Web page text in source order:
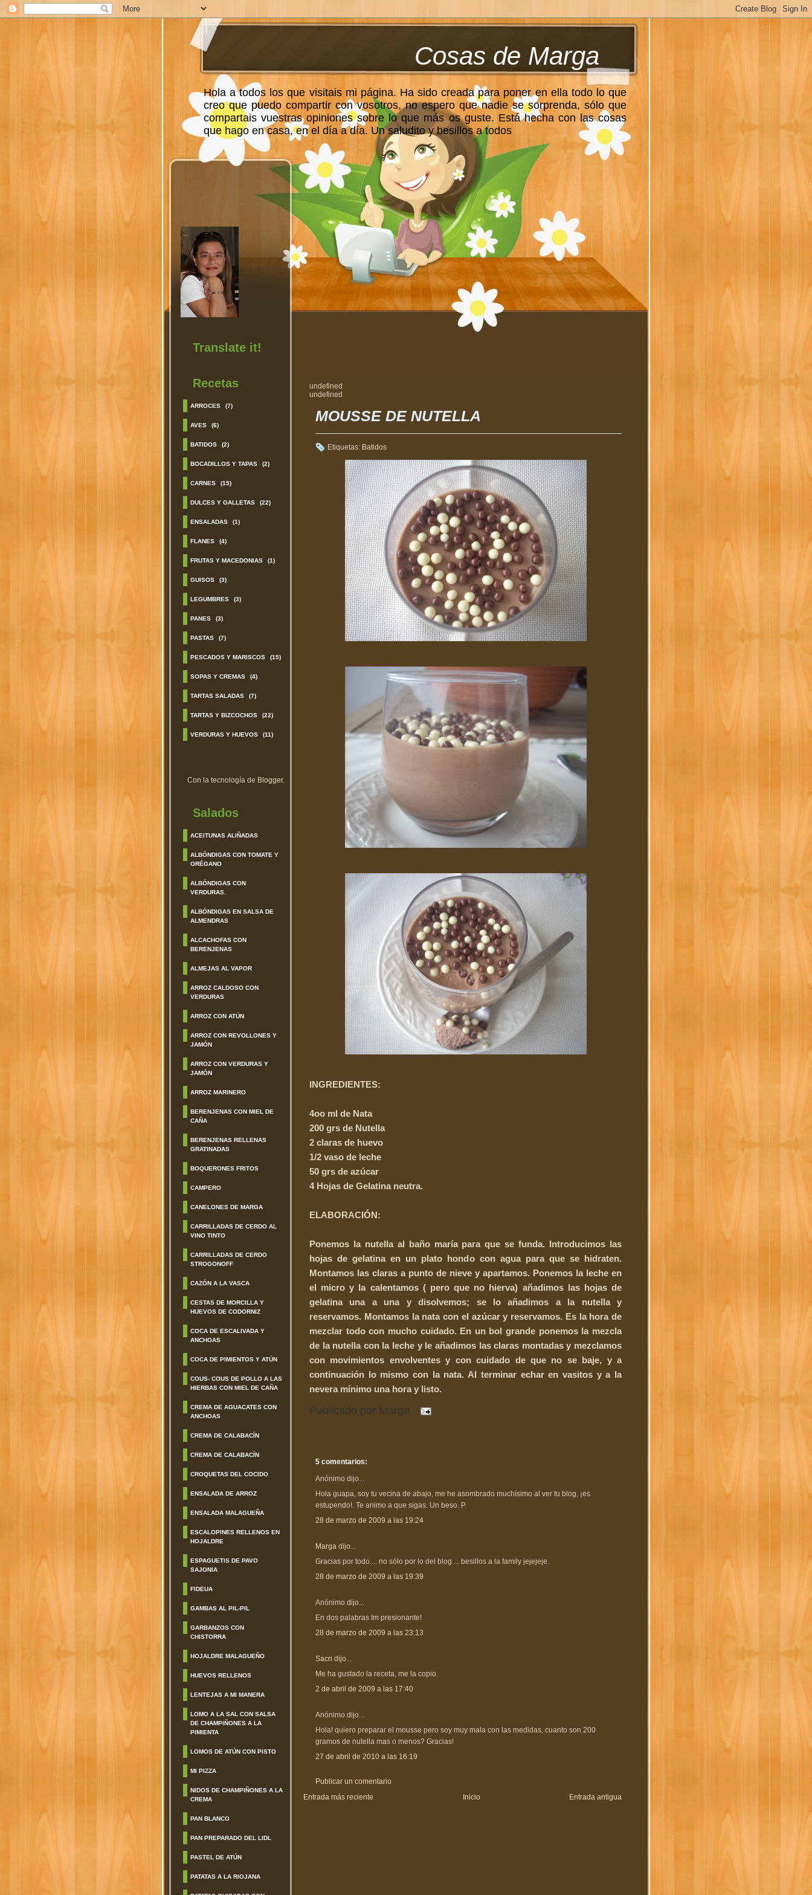
Cosas de Marga
Hola a todos los que visitais mi página. Ha sido creada para poner en ella todo lo que
creo que puedo compartir con vosotros, no espero que nadie se sorprenda, sólo que
compartais vuestras opiniones sobre lo que más os guste. Está hecha con las cosas
que hago en casa, en el día a día. Un saludito y besillos a todos
Translate it!
Recetas
ARROCES (7)
AVES (6)
BATIDOS (2)
BOCADILLOS Y TAPAS (2)
CARNES (15)
DULCES Y GALLETAS (22)
ENSALADAS (1)
FLANES (4)
FRUTAS Y MACEDONIAS (1)
GUISOS (3)
LEGUMBRES (3)
PANES (3)
PASTAS (7)
PESCADOS Y MARISCOS (15)
SOPAS Y CREMAS (4)
TARTAS SALADAS (7)
TARTAS Y BIZCOCHOS (22)
VERDURAS Y HUEVOS (11)
Con la tecnología de Blogger.
Salados
ACEITUNAS ALIÑADAS
ALBÓNDIGAS CON TOMATE Y
ORÉGANO
ALBÓNDIGAS CON
VERDURAS.
ALBÓNDIGAS EN SALSA DE
ALMENDRAS
ALCACHOFAS CON
BERENJENAS
ALMEJAS AL VAPOR
ARROZ CALDOSO CON
VERDURAS
ARROZ CON ATÚN
ARROZ CON REVOLLONES Y
JAMÓN
ARROZ CON VERDURAS Y
JAMÓN
ARROZ MARINERO
BERENJENAS CON MIEL DE
CAÑA
BERENJENAS RELLENAS
GRATINADAS
BOQUERONES FRITOS
CAMPERO
CANELONES DE MARGA
CARRILLADAS DE CERDO AL
VINO TINTO
CARRILLADAS DE CERDO
STROGONOFF
CAZÓN A LA VASCA
CESTAS DE MORCILLA Y
HUEVOS DE CODORNIZ
COCA DE ESCALIVADA Y
ANCHOAS
COCA DE PIMIENTOS Y ATÚN
COUS- COUS DE POLLO A LAS
HIERBAS CON MIEL DE CAÑA
CREMA DE AGUACATES CON
ANCHOAS
CREMA DE CALABACÍN
CREMA DE CALABACÍN
CROQUETAS DEL COCIDO
ENSALADA DE ARROZ
ENSALADA MALAGUEÑA
ESCALOPINES RELLENOS EN
HOJALDRE
ESPAGUETIS DE PAVO
SAJONIA
FIDEUA
GAMBAS AL PIL-PIL
GARBANZOS CON
CHISTORRA
HOJALDRE MALAGUEÑO
HUEVOS RELLENOS
LENTEJAS A MI MANERA
LOMO A LA SAL CON SALSA
DE CHAMPIÑONES A LA
PIMIENTA
LOMOS DE ATÚN CON PISTO
MI PIZZA
NIDOS DE CHAMPIÑONES A LA
CREMA
PAN BLANCO
PAN PREPARADO DEL LIDL
PASTEL DE ATÚN
PATATAS A LA RIOJANA
undefined
undefined
MOUSSE DE NUTELLA
Etiquetas: Batidos
INGREDIENTES:
4oo ml de Nata
200 grs de Nutella
2 claras de huevo
1/2 vaso de leche
50 grs de azúcar
4 Hojas de Gelatina neutra.
ELABORACIÓN:
Ponemos la nutella al baño maría para que se funda. Introducimos las
hojas de gelatina en un plato hondo con agua para que se hidraten.
Montamos las claras a punto de nieve y apartamos. Ponemos la leche en
el micro y la calentamos ( pero que no hierva) añadimos las hojas de
gelatina una a una y disolvemos; se lo añadimos a la nutella y
reservamos. Montamos la nata con el azúcar y reservamos. Es la hora de
mezclar todo con mucho cuidado. En un bol grande ponemos la mezcla
de la nutella con la leche y le añadimos las claras montadas y mezclamos
con movimientos envolventes y con cuidado de que no se baje, y a
continuación lo mismo con la nata. Al terminar echar en vasitos y a la
nevera mínimo una hora y listo.
Publicado por Marga
5 comentarios:
Anónimo dijo...
Hola guapa, soy tu vecina de abajo, me he asombrado muchísimo al ver tu blog, ¡es
estupendo!. Te animo a que sigas. Un beso. P.
28 de marzo de 2009 a las 19:24
Marga dijo...
Gracias por todo.... no sólo por lo del blog.... besillos a la family jejejeje.
28 de marzo de 2009 a las 19:39
Anónimo dijo...
En dos palabras Im presionante!
28 de marzo de 2009 a las 23:13
Sacri dijo...
Me ha gustado la receta, me la copio.
2 de abril de 2009 a las 17:40
Anónimo dijo...
Hola! quiero preparar el mousse pero soy muy mala con las medidas, cuanto son 200
gramos de nutella mas o menos? Gracias!
27 de abril de 2010 a las 16:19
Publicar un comentario
Entrada más reciente
Entrada antigua
Inicio